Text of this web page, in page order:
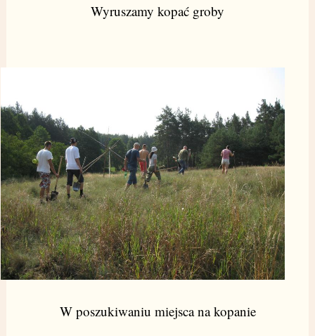
Wyruszamy kopać groby
W poszukiwaniu miejsca na kopanie